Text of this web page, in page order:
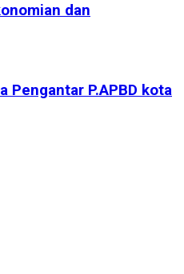
dan
Pengantar P.APBD kota